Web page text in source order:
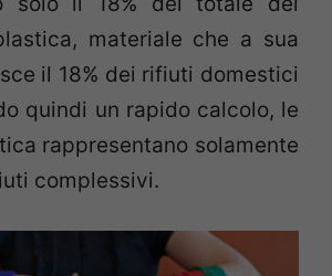
materiale che a sua
il 18% dei rifiuti domestici
quindi un rapido calcolo, le
rappresentano solamente
complessivi.